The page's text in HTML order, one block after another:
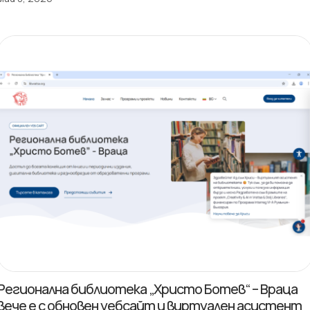
библиотека „Христо Ботев“ – Враца
е с обновен уебсайт и виртуален асистент